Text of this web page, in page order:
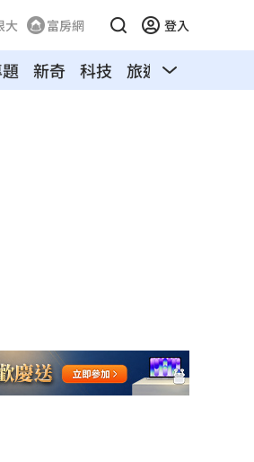
大 富房網 登入
新奇 科技 旅遊 汽車